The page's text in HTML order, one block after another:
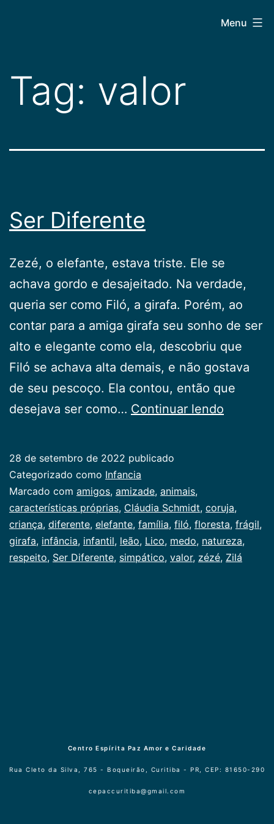
conteúdo
Menu
Tag: valor
Ser Diferente
Zezé, o elefante, estava triste. Ele se
achava gordo e desajeitado. Na verdade,
queria ser como Filó, a girafa. Porém, ao
contar para a amiga girafa seu sonho de ser
alto e elegante como ela, descobriu que
Filó se achava alta demais, e não gostava
de seu pescoço. Ela contou, então que
desejava ser como… Continuar lendo
28 de setembro de 2022 publicado
Categorizado como Infancia
Marcado com amigos, amizade, animais,
características próprias, Cláudia Schmidt, coruja,
criança, diferente, elefante, família, filó, floresta, frágil,
girafa, infância, infantil, leão, Lico, medo, natureza,
respeito, Ser Diferente, simpático, valor, zézé, Zilá
Centro Espírita Paz Amor e Caridade
Rua Cleto da Silva, 765 - Boqueirão, Curitiba - PR, CEP: 81650-290
cepaccuritiba@gmail.com